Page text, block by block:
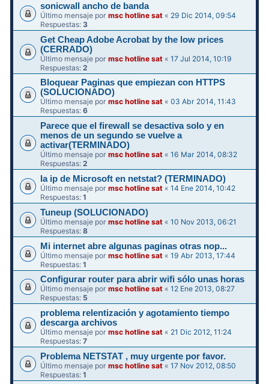
sonicwall ancho de banda
Último mensaje pormsc hotline sat « 29 Dic 2014, 09:54
Respuestas:3
Get Cheap Adobe Acrobat by the low prices
(CERRADO)
Último mensaje pormsc hotline sat «17 Jul 2014, 10:19
Respuestas:2
Bloquear Paginas que empiezan con HTTPS
(SOLUCIONADO)
Último mensaje pormsc hotline sat «03 Abr 2014, 11:43
Respuestas:6
Parece que el firewall se desactiva solo y en
menos de un segundo se vuelve a
activar(TERMINADO)
Último mensaje pormsc hotline sat «16 Mar 2014, 08:32
Respuestas:2
la ip de Microsoft en netstat? (TERMINADO)
Último mensaje pormsc hotline sat «14 Ene 2014, 10:42
Respuestas:1
Tuneup (SOLUCIONADO)
Último mensaje pormsc hotline sat «10 Nov 2013, 06:21
Respuestas:8
Mi internet abre algunas paginas otras nop...
Último mensaje pormsc hotline sat «19 Abr 2013, 17:44
Respuestas:1
Configurar router para abrir wifi sólo unas horas
Último mensaje pormsc hotline sat «12 Ene 2013, 08:27
Respuestas: 5
problema relentización y agotamiento tiempo
descarga archivos
Último mensaje pormsc hotline sat « 21 Dic 2012, 11:24
Respuestas:7
Problema NETSTAT , muy urgente por favor.
Último mensaje pormsc hotline sat «17 Nov 2012, 08:50
Respuestas:1